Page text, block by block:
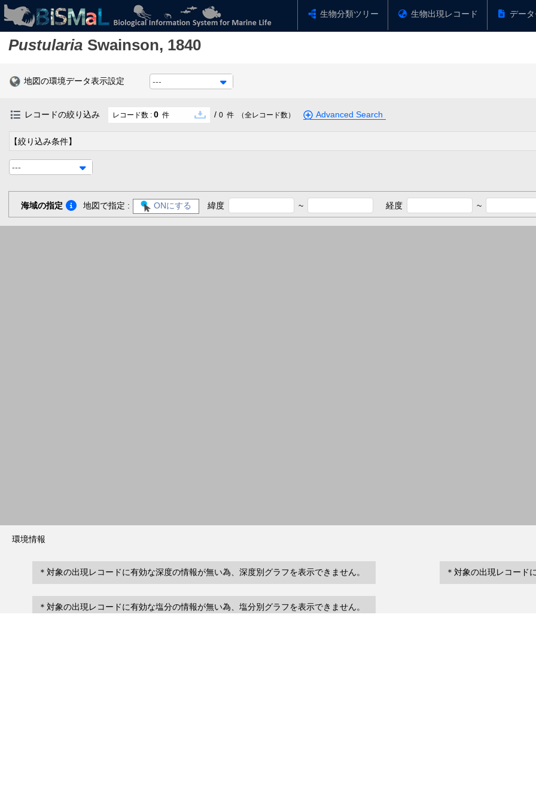
生物分類ツリー 生物出現レコード デー
Pustularia Swainson, 1840
地図の環境データ表示設定 ---
レコードの絞り込み レコード数 : 0 件 / 0 件 （全レコード数） Advanced Search
【絞り込み条件】
---
海域の指定 地図で指定 : ONにする 緯度 ~ 経度 ~
環境情報
＊対象の出現レコードに有効な深度の情報が無い為、深度別グラフを表示できません。 ＊対象の出現レコード
＊対象の出現レコードに有効な塩分の情報が無い為、塩分別グラフを表示できません。